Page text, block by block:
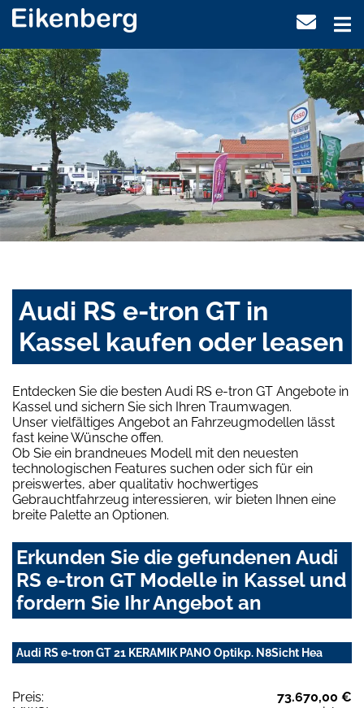
Audi RS e-tron GT in
Kassel kaufen oder leasen
Entdecken Sie die besten Audi RS e-tron GT Angebote in
Kassel und sichern Sie sich Ihren Traumwagen.
Unser vielfältiges Angebot an Fahrzeugmodellen lässt
fast keine Wünsche offen.
Ob Sie ein brandneues Modell mit den neuesten
technologischen Features suchen oder sich für ein
preiswertes, aber qualitativ hochwertiges
Gebrauchtfahrzeug interessieren, wir bieten Ihnen eine
breite Palette an Optionen.
Erkunden Sie die gefundenen Audi
RS e-tron GT Modelle in Kassel und
fordern Sie Ihr Angebot an
Audi RS e-tron GT 21 KERAMIK PANO Optikp. N8Sicht Hea
Preis:
73.670,00 €